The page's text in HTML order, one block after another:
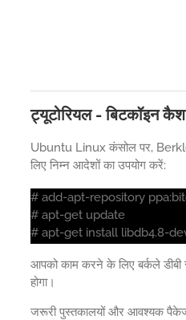
ट्यूटोरियल - बिटकॉइन
Ubuntu Linux कंसोल पर,
लिए निम्न आदेशों का उपयोग करें:
# add-apt-repository
# apt-get update
# apt-get install libdb4.8-
आपको काम करने के लिए बर्कले
होगा।
जरूरी पुस्तकालयों और आवश्यक